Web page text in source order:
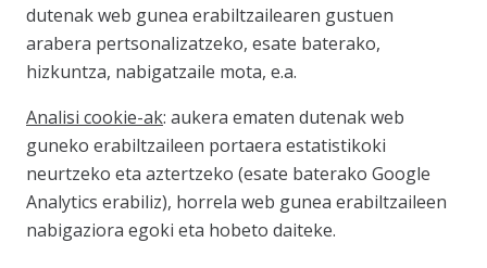
dutenak web gunea erabiltzailearen gustuen
arabera pertsonalizatzeko, esate baterako,
hizkuntza, nabigatzaile mota, e.a.
Analisi cookie-ak: aukera ematen dutenak web
guneko erabiltzaileen portaera estatistikoki
neurtzeko eta aztertzeko (esate baterako Google
Analytics erabiliz), horrela web gunea erabiltzaileen
nabigaziora egoki eta hobeto daiteke.